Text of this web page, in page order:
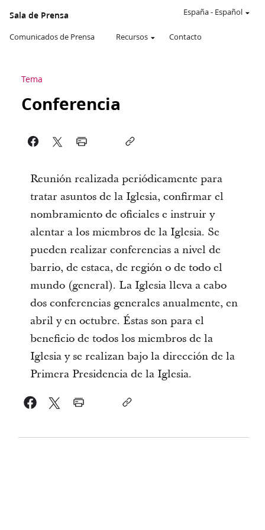
Sala de Prensa
Comunicados de Prensa Recursos Contacto
España- Español
Tema
Conferencia
Reunión realizada periódicamente para
tratar asuntos de la Iglesia, confirmar el
nombramiento de oficiales e instruir y
alentar a los miembros de la Iglesia. Se
pueden realizar conferencias a nivel de
barrio, de estaca, de región o de todo el
mundo (general). La Iglesia lleva a cabo
dos conferencias generales anualmente, en
abril y en octubre. Éstas son para el
beneficio de todos los miembros de la
Iglesia y se realizan bajo la dirección de la
Primera Presidencia de la Iglesia.